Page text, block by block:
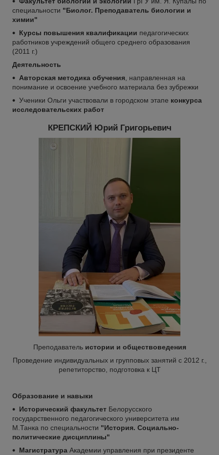
специальности "Биолог. Преподаватель биологии и
химии"
Курсы повышения квалификации педагогических
работников учреждений общего среднего образования
(2011 г.)
Деятельность
Авторская методика обучения, направленная на
понимание и освоение учебного материала без зубрежки
Ученики Ольги участвовали в городском этапе конкурса
исследовательских работ
КРЕПСКИЙ Юрий Григорьевич
Преподаватель истории и обществоведения
Проведение индивидуальных и групповых занятий с 2012 г.,
репетиторство, подготовка к ЦТ
Образование и навыки
Исторический факультет Белорусского
государственного педагогического университета им
М.Танка по специальности "История. Социально-
политические дисциплины"
Магистратура Академии управления при президенте